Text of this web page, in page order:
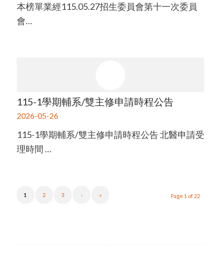
本榜單業經115.05.27招生委員會第十一次委員
會…
115-1學期輔系/雙主修申請時程公告
2026-05-26
115-1學期輔系/雙主修申請時程公告 北醫申請受
理時間 …
Page 1 of 22
1 2 3 › »